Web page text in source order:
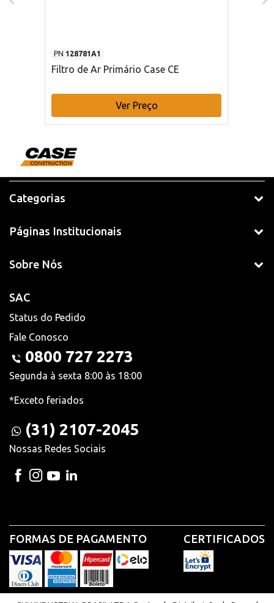
PN 128781A1
Filtro de Ar Primário Case CE
Ver Preço
Categorias
Páginas Institucionais
Sobre Nós
SAC
Status do Pedido
Fale Conosco
0800 727 2273
Segunda à sexta 8:00 às 18:00
*Exceto feriados
(31) 2107-2045
Nossas Redes Sociais
FORMAS DE PAGAMENTO CERTIFICADOS